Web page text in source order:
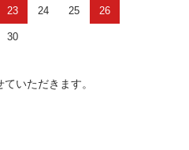
23 24 25 26
30
いただきます。